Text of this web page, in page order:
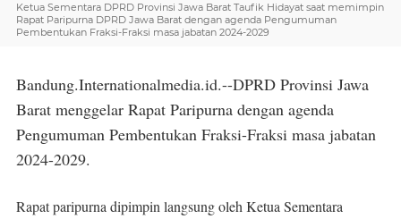
Ketua Sementara DPRD Provinsi Jawa Barat Taufik Hidayat saat memimpin
Rapat Paripurna DPRD Jawa Barat dengan agenda Pengumuman
Pembentukan Fraksi-Fraksi masa jabatan 2024-2029
Bandung.Internationalmedia.id.--DPRD Provinsi Jawa
Barat menggelar Rapat Paripurna dengan agenda
Pengumuman Pembentukan Fraksi-Fraksi masa jabatan
2024-2029.
Rapat paripurna dipimpin langsung oleh Ketua Sementara